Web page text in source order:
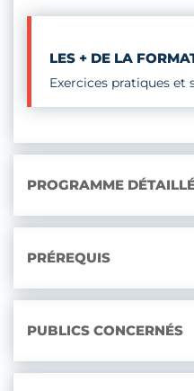
LES + DE LA
Exercices pratiques et
PROGRAMME
PRÉREQUIS
PUBLICS CONCERNÉS